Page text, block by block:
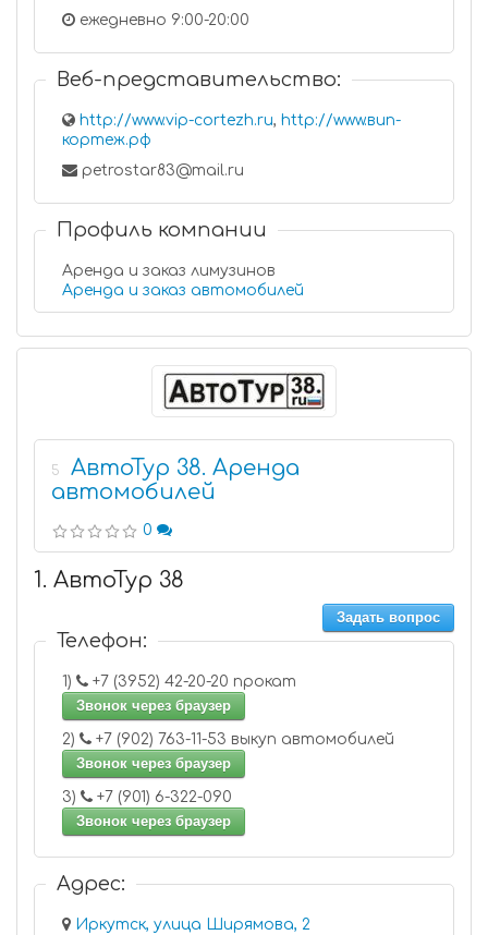
ежедневно 9:00-20:00
Веб-представительство:
http://www.vip-cortezh.ru, http://www.вип-
кортеж.рф
petrostar83@mail.ru
Профиль компании
Аренда и заказ лимузинов
Аренда и заказ автомобилей
5
АвтоТур 38. Аренда
автомобилей
0
1. АвтоТур 38
Задать вопрос
Телефон:
1)
+7 (3952) 42-20-20 прокат
Звонок через браузер
2)
+7 (902) 763-11-53 выкуп автомобилей
Звонок через браузер
3)
+7 (901) 6-322-090
Звонок через браузер
Адрес:
Иркутск, улица Ширямова, 2